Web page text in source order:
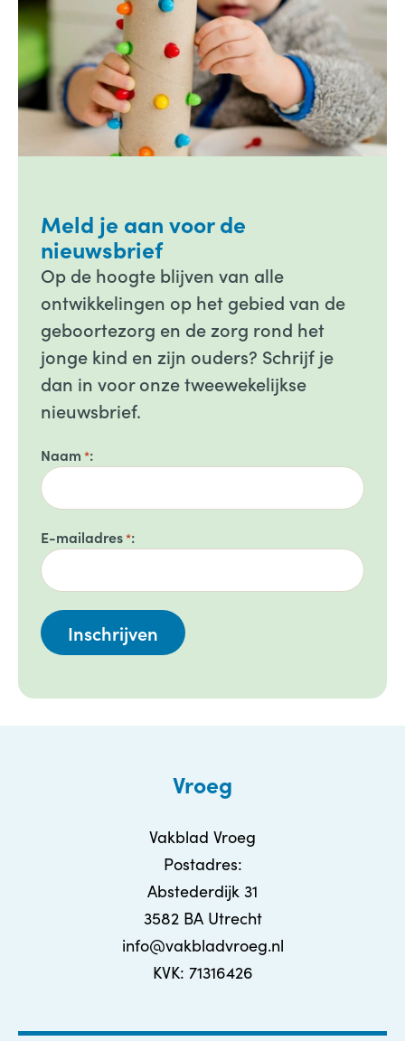
Meld je aan voor de
nieuwsbrief
Op de hoogte blijven van alle
ontwikkelingen op het gebied van de
geboortezorg en de zorg rond het
jonge kind en zijn ouders? Schrijf je
dan in voor onze tweewekelijkse
nieuwsbrief.
Naam *
E-mailadres*
Vroeg
Vakblad Vroeg
Postadres:
Abstederdijk 31
3582 BA Utrecht
info@vakbladvroeg.nl
KVK: 71316426